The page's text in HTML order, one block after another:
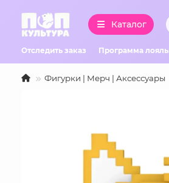
Каталог
Отследить заказ Программа
Фигурки | Мерч | Аксессуары